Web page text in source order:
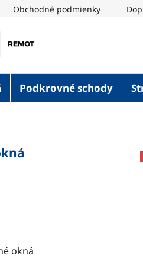
Obchodné podmienky
Podkrovné schody
okná